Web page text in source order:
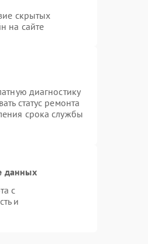
скрытых
на сайте
диагностику
статус ремонта
срока службы
данных
с
и